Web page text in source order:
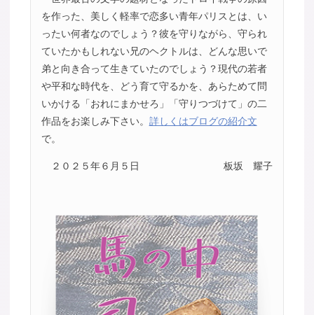
を作った、美しく軽率で恋多い青年パリスとは、い
ったい何者なのでしょう？彼を守りながら、守られ
ていたかもしれない兄のヘクトルは、どんな思いで
弟と向き合って生きていたのでしょう？現代の若者
や平和な時代を、どう育て守るかを、あらためて問
いかける「おれにまかせろ」「守りつづけて」の二
作品をお楽しみ下さい。 詳しくはブログの紹介文
で。
２０２５年６月５日 板坂 耀子